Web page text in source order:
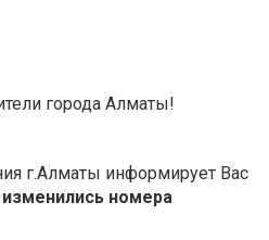
города Алматы!
г.Алматы информирует Вас
номера